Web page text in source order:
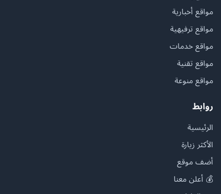
مواقع أخبارية
مواقع ترفيهية
مواقع خدمات
مواقع تقنية
مواقع منوعة
روابط
الرئيسية
الأكثر زيارة
أضف موقع
💰 أعلن معنا